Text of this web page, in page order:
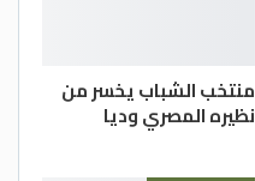
منتخب الشباب يخسر من
نظيره المصري وديا